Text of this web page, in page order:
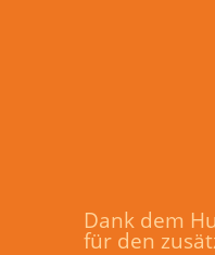
Dank dem
für den